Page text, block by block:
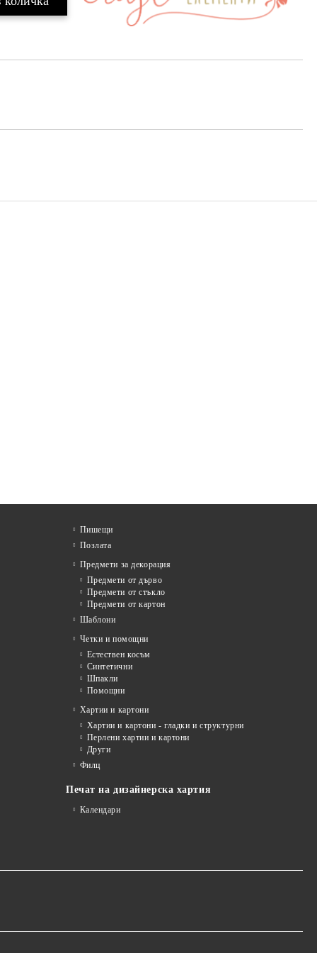
Пишещи
Позлата
Предмети за декорация
Предмети от дърво
Предмети от стъкло
Предмети от картон
Шаблони
Четки и помощни
Естествен косъм
Синтетични
Шпакли
Помощни
Хартии и картони
Хартии и картони - гладки и структурни
Перлени хартии и картони
Други
Филц
Печат на дизайнерска хартия
Календари